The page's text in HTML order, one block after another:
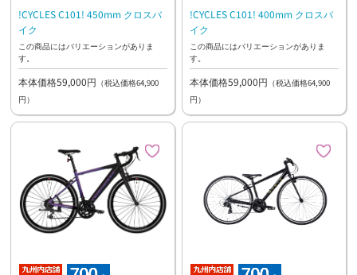
!CYCLES C101! 450mm クロスバ
イク
この商品にはバリエーションがありま
す。
本体価格59,000円 （税込価格64,900
円）
!CYCLES C101! 400mm クロスバ
イク
この商品にはバリエーションがありま
す。
本体価格59,000円 （税込価格64,900
円）